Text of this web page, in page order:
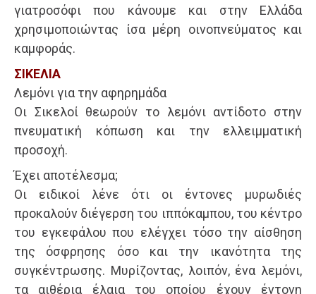
γιατροσόφι που κάνουμε και στην Ελλάδα
χρησιμοποιώντας ίσα μέρη οινοπνεύματος και
καμφοράς.
ΣΙΚΕΛΙΑ
Λεμόνι για την αφηρημάδα
Οι Σικελοί θεωρούν το λεμόνι αντίδοτο στην
πνευματική κόπωση και την ελλειμματική
προσοχή.
Έχει αποτέλεσμα;
Οι ειδικοί λένε ότι οι έντονες μυρωδιές
προκαλούν διέγερση του ιππόκαμπου, του κέντρο
του εγκεφάλου που ελέγχει τόσο την αίσθηση
της όσφρησης όσο και την ικανότητα της
συγκέντρωσης. Μυρίζοντας, λοιπόν, ένα λεμόνι,
τα αιθέρια έλαια του οποίου έχουν έντονη